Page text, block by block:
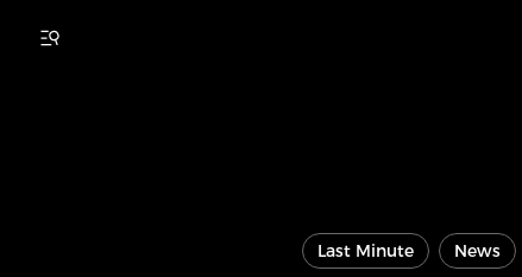
Last Minute News